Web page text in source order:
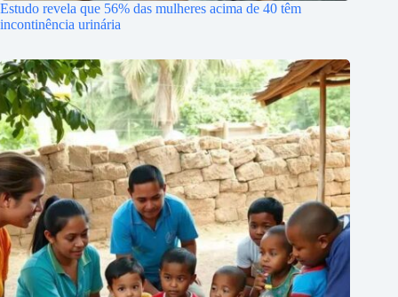
Estudo revela que 56% das mulheres acima de 40 têm
incontinência urinária